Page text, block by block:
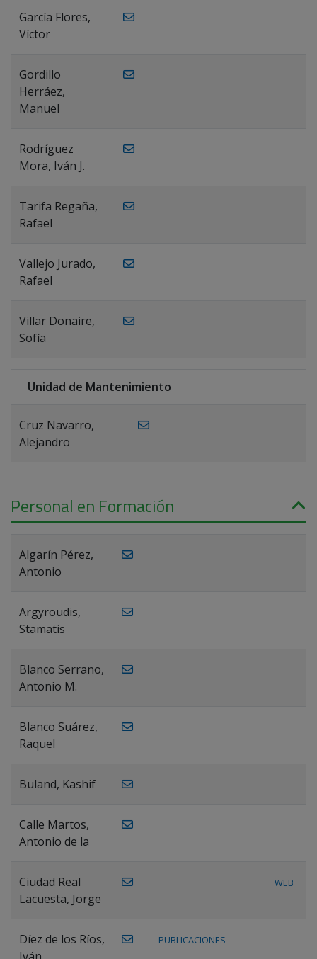
García Flores,
Víctor
Gordillo
Herráez,
Manuel
Rodríguez
Mora, Iván J.
Tarifa Regaña,
Rafael
Vallejo Jurado,
Rafael
Villar Donaire,
Sofía
Unidad de Mantenimiento
Cruz Navarro,
Alejandro
Personal en Formación
Algarín Pérez,
Antonio
Argyroudis,
Stamatis
Blanco Serrano,
Antonio M.
Blanco Suárez,
Raquel
Buland, Kashif
Calle Martos,
Antonio de la
Ciudad Real
Lacuesta, Jorge
WEB
Díez de los Ríos,
PUBLICACIONES